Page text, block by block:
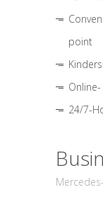
point
24/7-